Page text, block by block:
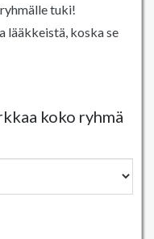
tuki!
lääkkeistä, koska se
koko ryhmä